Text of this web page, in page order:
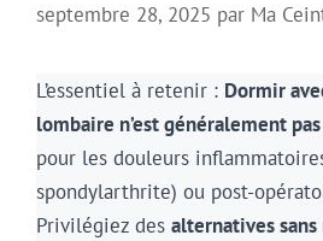
septembre 28, 2025 par Ma
L’essentiel à retenir : Dormir
lombaire n’est généralement
pour les douleurs
spondylarthrite) ou post-
Privilégiez des alternatives sans